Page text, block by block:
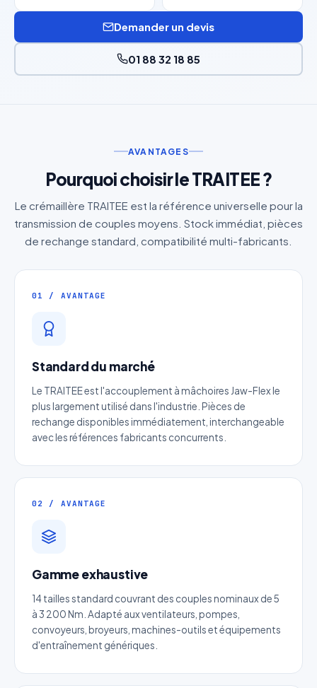
Demander un devis
01 88 32 18 85
AVANTAGES
Pourquoi choisir le TRAITEE ?
Le crémaillère TRAITEE est la référence universelle pour la
transmission de couples moyens. Stock immédiat, pièces
de rechange standard, compatibilité multi-fabricants.
01 / AVANTAGE
Standard du marché
Le TRAITEE est l'accouplement à mâchoires Jaw-Flex le
plus largement utilisé dans l'industrie. Pièces de
rechange disponibles immédiatement, interchangeable
avec les références fabricants concurrents.
02 / AVANTAGE
Gamme exhaustive
14 tailles standard couvrant des couples nominaux de 5
à 3 200 Nm. Adapté aux ventilateurs, pompes,
convoyeurs, broyeurs, machines-outils et équipements
d'entraînement génériques.
oblique usinée traitée
Réponse sous 24h — Sans engagement
Nom complet*